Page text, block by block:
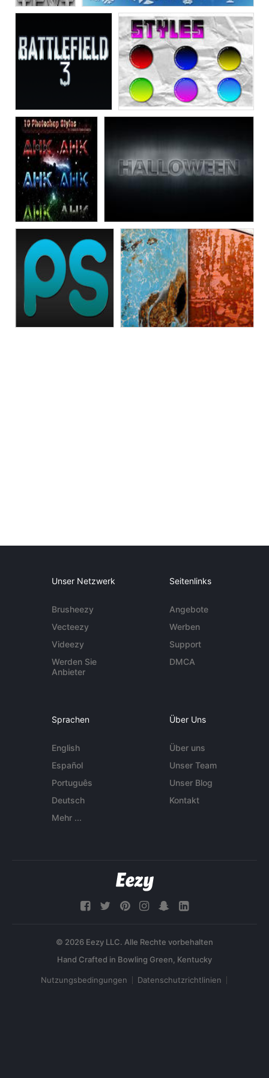
Unser Netzwerk
Brusheezy
Vecteezy
Videezy
Werden Sie
Anbieter
Seitenlinks
Angebote
Werben
Support
DMCA
Sprachen
English
Español
Português
Deutsch
Mehr ...
Über Uns
Über uns
Unser Team
Unser Blog
Kontakt
© 2026 Eezy LLC. Alle Rechte vorbehalten
Nutzungsbedingungen Datenschutzrichtlinien